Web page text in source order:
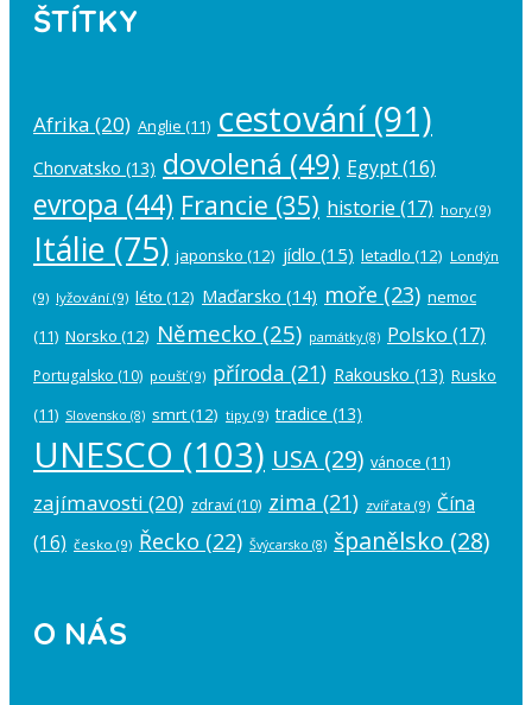
ŠTÍTKY
Afrika (20) Anglie (11) cestování(91)
Chorvatsko (13) dovolená (49) Egypt(16)
evropa (44) Francie (35) historie (17) hory (9)
Itálie (75) japonsko (12) jídlo (15) letadlo (12) Londýn
(9) lyžování (9) léto (12) Maďarsko (14) moře (23) nemoc
(11) Norsko (12) Německo (25) památky(8) Polsko (17)
Portugalsko (10) poušť(9) příroda (21) Rakousko (13) Rusko
(11) Slovensko (8) smrt(12) tipy (9) tradice (13)
UNESCO (103) USA (29) vánoce (11)
zajímavosti (20) zdraví (10) zima (21) zvířata (9) Čína
(16) česko (9) Řecko (22) Švýcarsko (8) španělsko (28)
O NÁS